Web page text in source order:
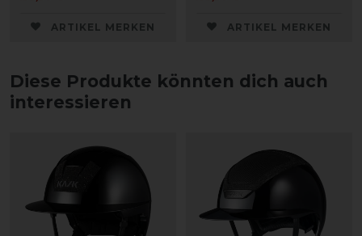
ARTIKEL MERKEN ARTIKEL MERKEN
Diese Produkte könnten dich auch
interessieren